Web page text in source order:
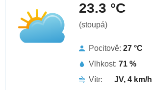
23.3 °C
(stoupá)
Pocitově: 27 °C
Vlhkost: 71 %
Vítr:
JV, 4 km/h